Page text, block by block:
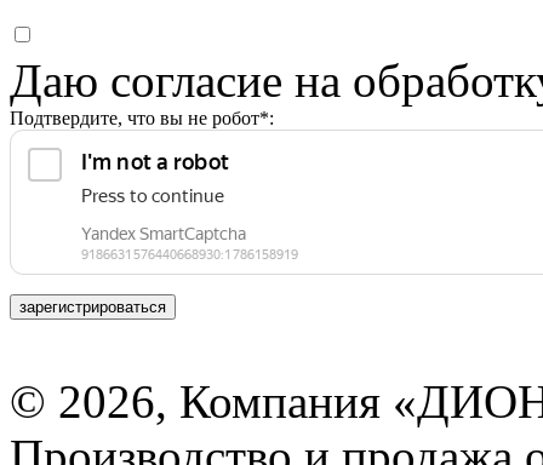
Даю согласие на
Подтвердите, что вы не робот*:
зарегистрироваться
© 2026, Компания